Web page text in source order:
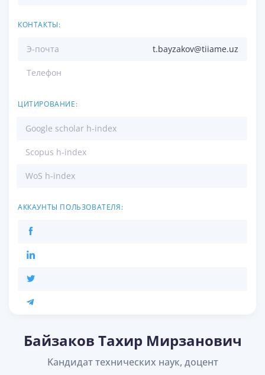
КОНТАКТЫ:
Э-почта t.bayzakov@tiiame.uz
Телефон
ЦИТИРОВАНИЕ:
Google scholar h-index
Scopus h-index
WoS h-index
АККАУНТЫ ПОЛЬЗОВАТЕЛЯ:
Байзаков Тахир Мирзанович
Kандидат технических наук, доцент